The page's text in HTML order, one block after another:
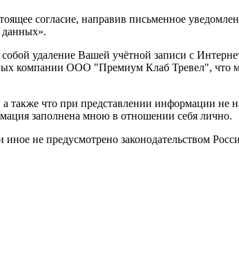
согласие, направив письменное
удаление Вашей учётной записи с
компании ООО "Премиум Клаб Тревел", что
что при представлении информации не
заполнена мною в отношении себя лично.
не предусмотрено законодательством